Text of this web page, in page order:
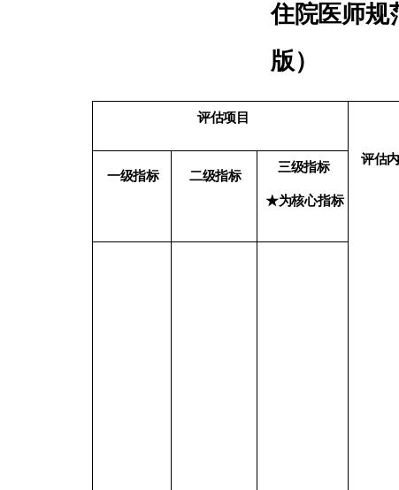
住院医师规
版）
评估项目
评估
一级指标 二级指标
三级指标
★为核心指标